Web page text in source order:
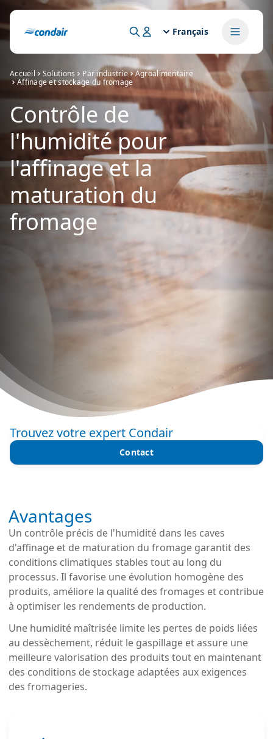
Français
Accueil Solutions Par industrie
Agroalimentaire
Affinage et stockage du fromage
Contrôle de
l'humidité pour
l'affinage et la
maturation du
fromage
Trouvez votre expert Condair
Contact
Avantages
Un contrôle précis de l'humidité dans les caves
d'affinage et de maturation du fromage garantit des
conditions climatiques stables tout au long du
processus. Il favorise une évolution homogène des
produits, améliore la qualité des fromages et contribue
à optimiser les rendements de production.
Une humidité maîtrisée limite les pertes de poids liées
au dessèchement, réduit le gaspillage et assure une
meilleure valorisation des produits tout en maintenant
des conditions de stockage adaptées aux exigences
des fromageries.